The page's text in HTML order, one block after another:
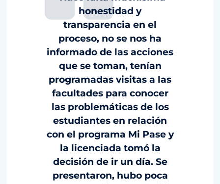
honestidad y
transparencia en el
proceso, no se nos ha
informado de las acciones
que se toman, tenían
programadas visitas a las
facultades para conocer
las problemáticas de los
estudiantes en relación
con el programa Mi Pase y
la licenciada tomó la
decisión de ir un día. Se
presentaron, hubo poca